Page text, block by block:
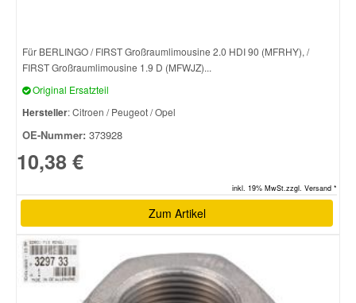
Für BERLINGO / FIRST Großraumlimousine 2.0 HDI 90 (MFRHY), /
FIRST Großraumlimousine 1.9 D (MFWJZ)...
Original Ersatzteil
Hersteller: Citroen / Peugeot / Opel
OE-Nummer: 373928
10,38 €
inkl. 19% MwSt.zzgl. Versand *
Zum Artikel